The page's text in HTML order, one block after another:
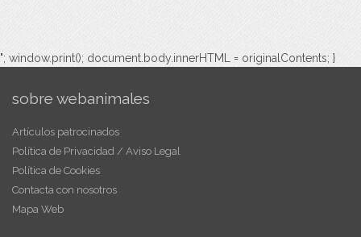
"; window.print(); document.body.innerHTML = originalContents; }
sobre webanimales
Artículos patrocinados
Política de Privacidad / Aviso Legal
Política de Cookies
Contacta con nosotros
Mapa Web